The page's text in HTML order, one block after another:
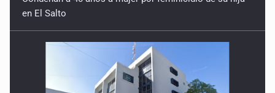
en El Salto